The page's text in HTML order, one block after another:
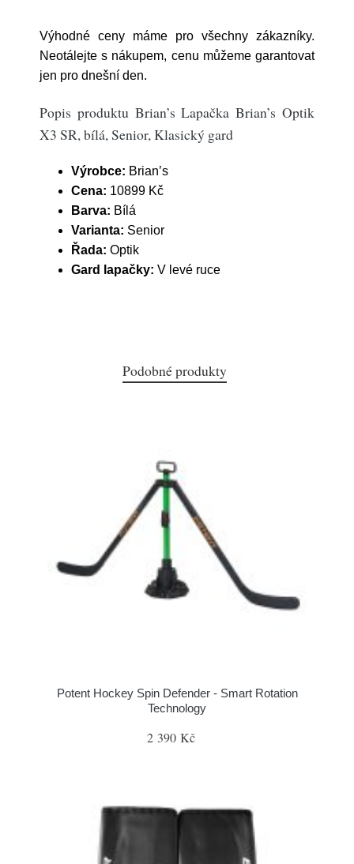
Výhodné ceny máme pro všechny zákazníky.
Neotálejte s nákupem, cenu můžeme garantovat
jen pro dnešní den.
Popis produktu Brian’s Lapačka Brian’s Optik
X3 SR, bílá, Senior, Klasický gard
Výrobce: Brian’s
Cena: 10899 Kč
Barva: Bílá
Varianta: Senior
Řada: Optik
Gard lapačky: V levé ruce
Podobné produkty
Potent Hockey Spin Defender - Smart Rotation
Technology
2 390 Kč